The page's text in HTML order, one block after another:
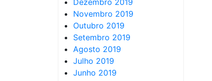
Dezembro 2019
Novembro 2019
Outubro 2019
Setembro 2019
Agosto 2019
Julho 2019
Junho 2019